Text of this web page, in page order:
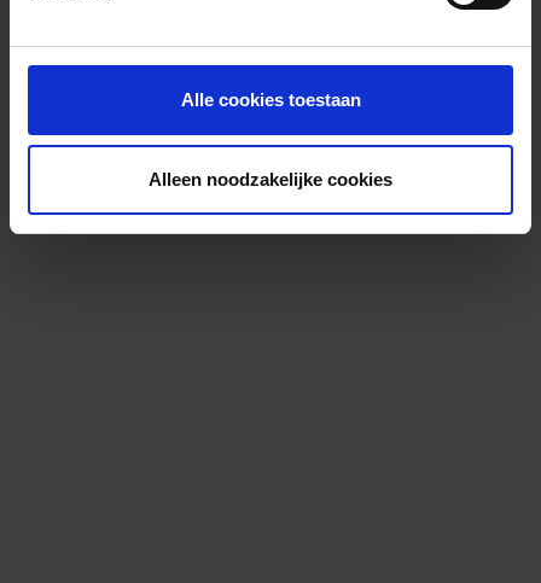
Alle cookies toestaan
Alleen noodzakelijke cookies